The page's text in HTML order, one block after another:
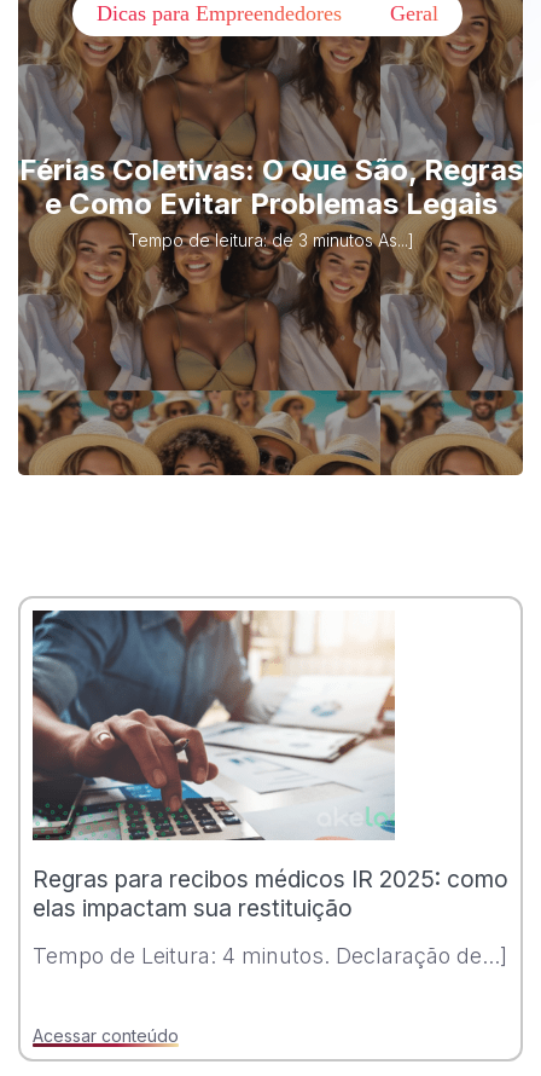
Dicas para Empreendedores Geral
Regras para recibos médicos IR
2025: como elas impactam sua
restituição
Tempo de Leitura: 4 minutos. Declaração de...]
Regras para recibos médicos IR 2025: como
elas impactam sua restituição
Tempo de Leitura: 4 minutos. Declaração de...]
Acessar conteúdo